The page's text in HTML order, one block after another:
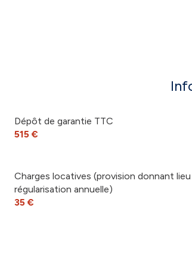
Dépôt de garantie TTC
515 €
Charges locatives (provision donnant lieu
régularisation annuelle)
35 €